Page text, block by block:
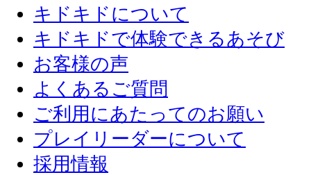
キドキドについて
キドキドで体験できるあそび
お客様の声
よくあるご質問
ご利用にあたってのお願い
プレイリーダーについて
採用情報